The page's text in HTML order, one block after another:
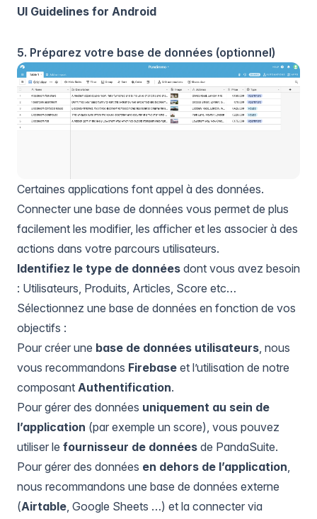
UI Guidelines for Android
5. Préparez votre base de données (optionnel)
Certaines applications font appel à des données.
Connecter une base de données vous permet de plus
facilement les modifier, les afficher et les associer à des
actions dans votre parcours utilisateurs.
Identifiez le type de données dont vous avez besoin
: Utilisateurs, Produits, Articles, Score etc…
Sélectionnez une base de données en fonction de vos
objectifs :
Pour créer une base de données utilisateurs , nous
vous recommandons Firebase et l’utilisation de notre
composant Authentification.
Pour gérer des données uniquement au sein de
l’application (par exemple un score), vous pouvez
utiliser le fournisseur de données de PandaSuite.
Pour gérer des données en dehors de l’application
nous recommandons une base de données externe
(Airtable , Google Sheets …) et la connecter via